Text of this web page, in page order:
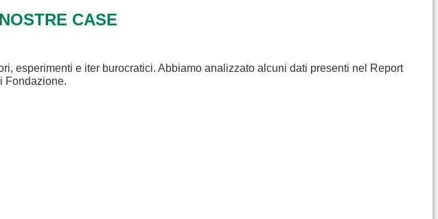
CASE
esperimenti e iter burocratici. Abbiamo analizzato alcuni dati presenti nel Report
Fondazione.